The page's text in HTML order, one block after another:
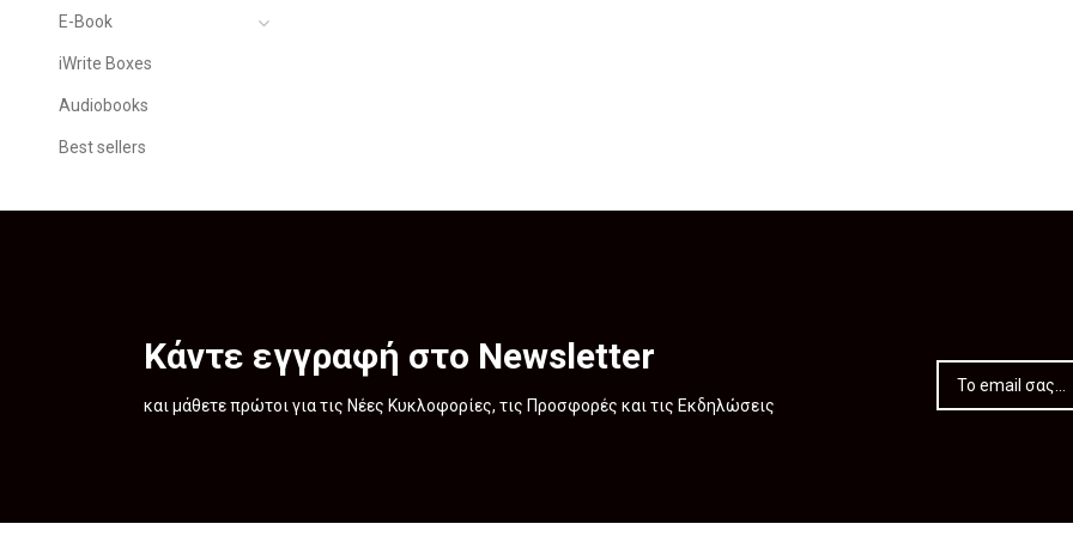
E-Book
iWrite Boxes
Audiobooks
Best sellers
Κάντε εγγραφή στο Newsletter
και μάθετε πρώτοι για τις Νέες Κυκλοφορίες, τις Προσφορές και τις Εκδηλώσεις